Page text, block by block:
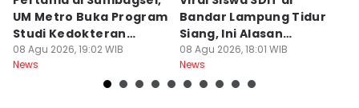
UM Metro Buka Program
Studi Kedokteran
Hewan
08 Agu 2026, 19:02 WIB
News
Bandar Lampung Tidur
Siang, Ini Alasan
Sekolah
08 Agu 2026, 18:01 WIB
News